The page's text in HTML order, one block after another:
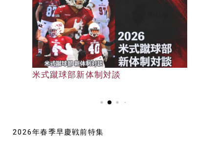
早大野球部選手名鑑
米式蹴球部新体制対談
早大野球部選手名鑑
2026年春季早慶戦前特集